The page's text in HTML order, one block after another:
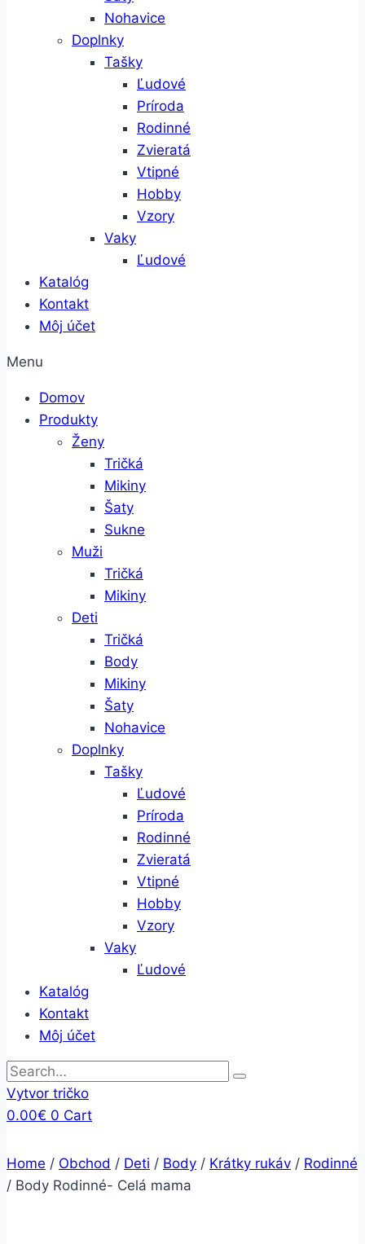
Nohavice
Doplnky
Tašky
Ľudové
Príroda
Rodinné
Zvieratá
Vtipné
Hobby
Vzory
Vaky
Ľudové
Katalóg
Kontakt
Môj účet
Menu
Domov
Produkty
Ženy
Tričká
Mikiny
Šaty
Sukne
Muži
Tričká
Mikiny
Deti
Tričká
Body
Mikiny
Šaty
Nohavice
Doplnky
Tašky
Ľudové
Príroda
Rodinné
Zvieratá
Vtipné
Hobby
Vzory
Vaky
Ľudové
Katalóg
Kontakt
Môj účet
Vytvor tričko
0.00€ 0 Cart
Home / Obchod / Deti / Body / Krátky rukáv / Rodinné
/ Body Rodinné- Celá mama